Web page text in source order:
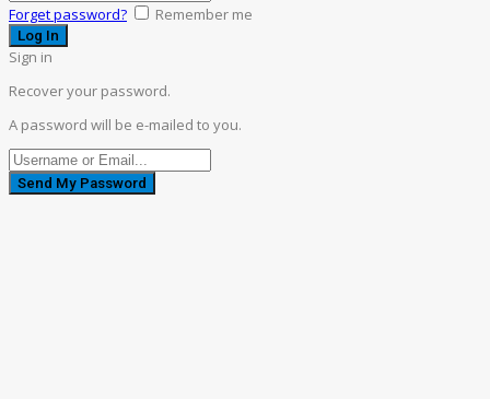
Forget password? Remember me
Sign in
Recover your password.
A password will be e-mailed to you.